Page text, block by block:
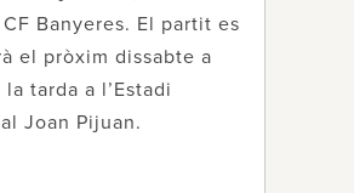
Banyeres. El partit es
el pròxim dissabte a
la tarda a l’Estadi
Joan Pijuan.